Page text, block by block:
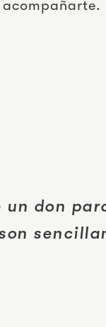
acompañarte.
un don